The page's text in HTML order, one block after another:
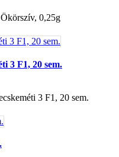
0,25g
3 F1, 20 sem.
3 F1, 20 sem.